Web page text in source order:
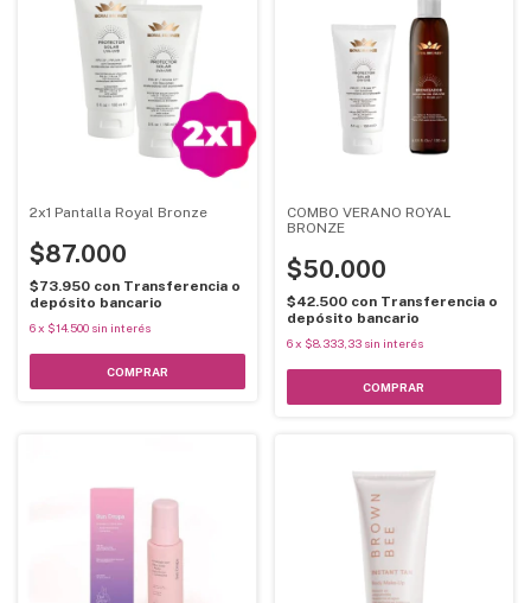
2x1 Pantalla Royal Bronze
$87.000
$73.950 con Transferencia o
depósito bancario
6x $14.500 sin interés
COMBO VERANO ROYAL
BRONZE
$50.000
$42.500 con Transferencia o
depósito bancario
6 x $8.333,33 sin interés